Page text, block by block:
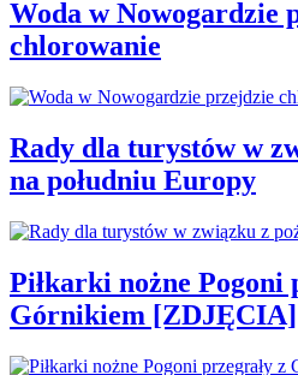
Woda w Nowogardzie
chlorowanie
Rady dla turystów w
na południu Europy
Piłkarki nożne Pogoni
Górnikiem [ZDJĘCIA]